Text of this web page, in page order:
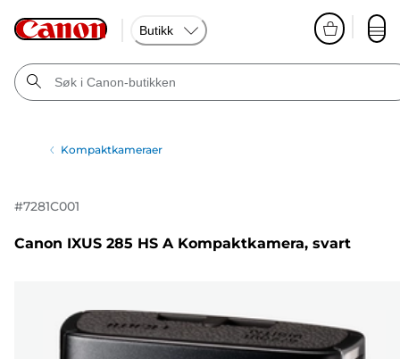
Butikk
Kompaktkameraer
#7281C001
Canon IXUS 285 HS A Kompaktkamera, svart